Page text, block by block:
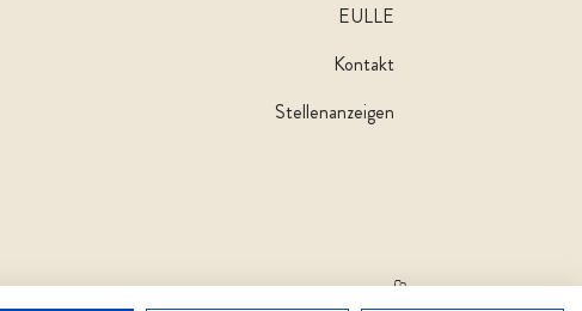
EULLE
Kontakt
Stellenanzeigen